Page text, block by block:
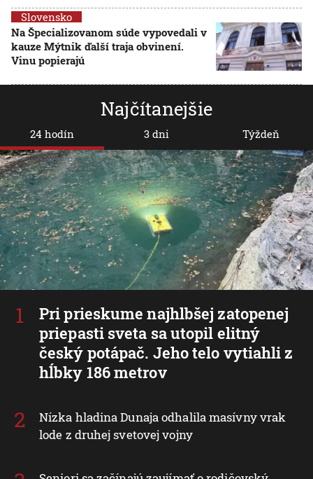
Slovensko
Na Špecializovanom súde vypovedali v
kauze Mýtnik ďalší traja obvinení.
Vinu popierajú
Najčítanejšie
24 hodín
Pri prieskume najhlbšej zatopenej
priepasti sveta sa utopil elitný
český potápač. Jeho telo vytiahli z
hĺbky 186 metrov
Nízka hladina Dunaja odhalila masívny vrak
lode z druhej svetovej vojny
3 dni Týždeň